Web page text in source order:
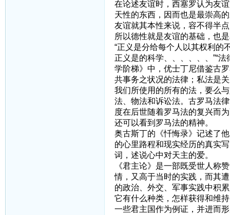
在论述友谊时，西塞罗认为友
天性的东西，因而也是最崇高
友谊就其本性来说，容不得半
所以德性就是友谊的基础，也
“正义是分给每个人以其权利的
正义是的科学、、、、、、”“
学阶梯》中，优士丁尼借鉴古
共事务之状况的法律；私法是
我们所使用的所有的法，要么
法、物法和诉讼法。古罗马法
度在后世随着罗马法的复兴而
还可以看到罗马法的精神。
奥古斯丁的《忏悔录》记述了
的心里路程和现实经历的真实
词，述说心中对天主的爱。
《君主论》是一部既受世人称
情，又高于当时的实践，而其
的政治、外交、军事实践中积
它有什么种类，怎样获得和维
一些君主国作为例证，并进而